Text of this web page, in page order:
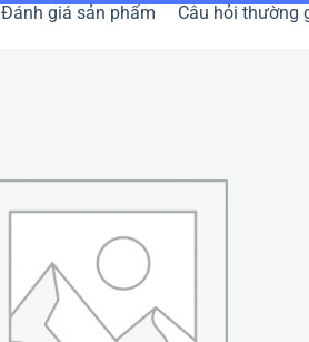
Đánh giá sản phẩm Câu hỏi thường